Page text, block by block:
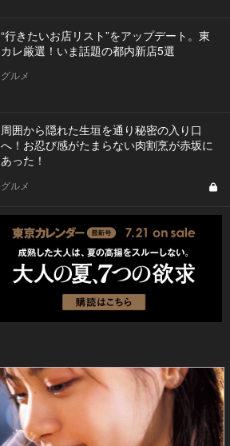
“行きたいお店リスト”をアップデート。東
カレ厳選！いま話題の都内新店5選
グルメ
周囲から隠れた生垣を通り秘密の入り口
へ！お忍び感がたまらない肉割烹が赤坂に
あった！
グルメ